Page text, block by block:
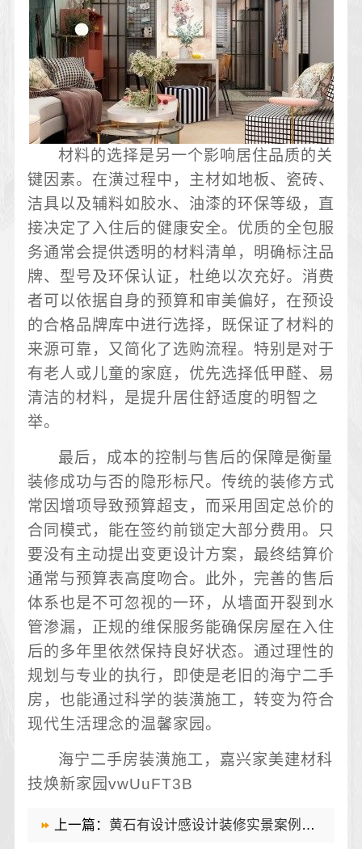
材料的选择是另一个影响居住品质的关
键因素。在潢过程中，主材如地板、瓷砖、
洁具以及辅料如胶水、油漆的环保等级，直
接决定了入住后的健康安全。优质的全包服
务通常会提供透明的材料清单，明确标注品
牌、型号及环保认证，杜绝以次充好。消费
者可以依据自身的预算和审美偏好，在预设
的合格品牌库中进行选择，既保证了材料的
来源可靠，又简化了选购流程。特别是对于
有老人或儿童的家庭，优先选择低甲醛、易
清洁的材料，是提升居住舒适度的明智之
举。
最后，成本的控制与售后的保障是衡量
装修成功与否的隐形标尺。传统的装修方式
常因增项导致预算超支，而采用固定总价的
合同模式，能在签约前锁定大部分费用。只
要没有主动提出变更设计方案，最终结算价
通常与预算表高度吻合。此外，完善的售后
体系也是不可忽视的一环，从墙面开裂到水
管渗漏，正规的维保服务能确保房屋在入住
后的多年里依然保持良好状态。通过理性的
规划与专业的执行，即使是老旧的海宁二手
房，也能通过科学的装潢施工，转变为符合
现代生活理念的温馨家园。
海宁二手房装潢施工，嘉兴家美建材科
技焕新家园vwUuFT3B
上一篇： 黄石有设计感设计装修实景案例：湖北百年米莱空间美学装饰材料有限公司